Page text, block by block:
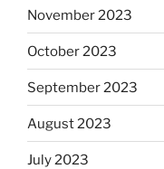
November 2023
October 2023
September 2023
August 2023
July 2023